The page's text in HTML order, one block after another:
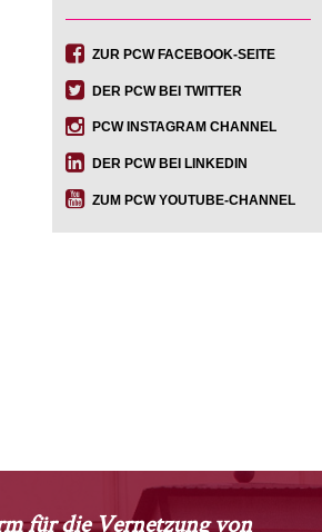
ZUR PCW FACEBOOK-SEITE
DER PCW BEI TWITTER
PCW INSTAGRAM CHANNEL
DER PCW BEI LINKEDIN
ZUM PCW YOUTUBE-CHANNEL
für die Vernetzung von